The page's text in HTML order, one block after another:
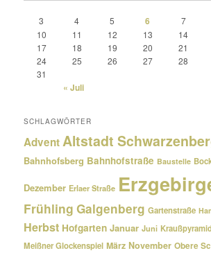
3
4 5 6 7
10
11 12 13 14
17
18 19 20 21
24
25 26 27 28
31
« Juli
SCHLAGWÖRTER
AdventAltstadt
Bahnhofsberg Bahnhofstraße Baustelle
Dezember Erlaer Straße
Frühling Galgenberg Gartenstraße
Herbst Hofgarten Januar Juni
Meißner Glockenspiel März November Obere